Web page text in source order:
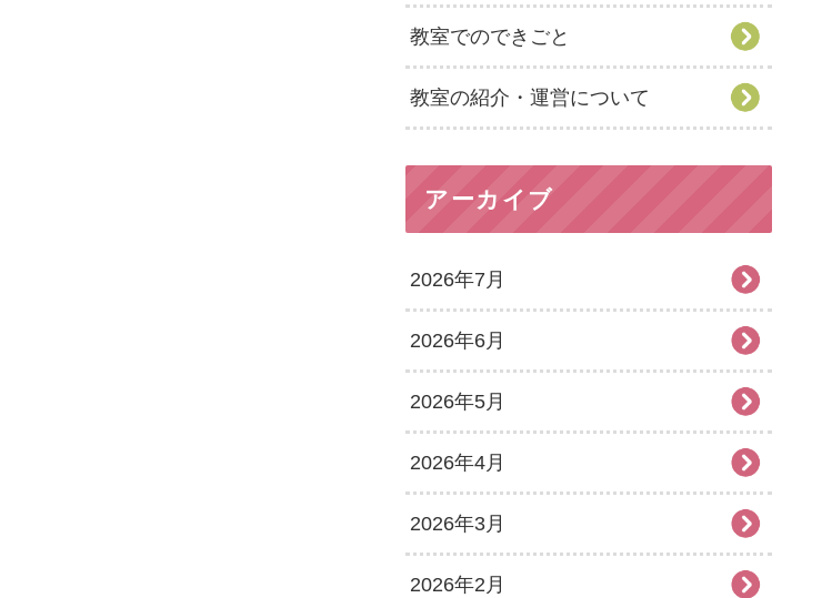
教室でのできごと
教室の紹介・運営について
アーカイブ
2026年7月
2026年6月
2026年5月
2026年4月
2026年3月
2026年2月